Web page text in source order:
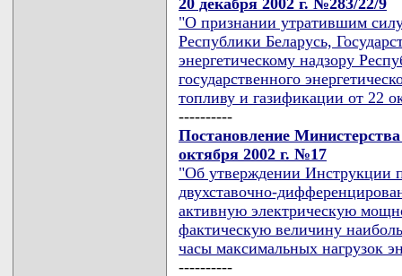
"О признании утратившим
Республики Беларусь,
энергетическому надзору
государственного
топливу и газификации от 22
----------
Постановление
октября 2002 г. №17
"Об утверждении Инструкции
двухставочно-
активную электрическую
фактическую величину
часы максимальных нагрузок
----------